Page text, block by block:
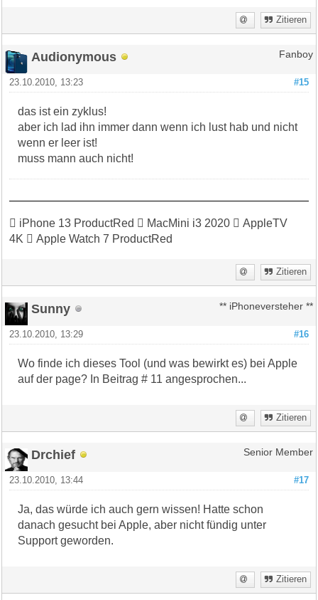
Zitieren
Audionymous Fanboy
#15
23.10.2010, 13:23
das ist ein zyklus!
aber ich lad ihn immer dann wenn ich lust hab und nicht
wenn er leer ist!
muss mann auch nicht!
 iPhone 13 ProductRed  MacMini i3 2020  AppleTV
4K  Apple Watch 7 ProductRed
Zitieren
Sunny ** iPhoneversteher **
#16
23.10.2010, 13:29
Wo finde ich dieses Tool (und was bewirkt es) bei Apple
auf der page? In Beitrag # 11 angesprochen...
Zitieren
Drchief Senior Member
#17
23.10.2010, 13:44
Ja, das würde ich auch gern wissen! Hatte schon
danach gesucht bei Apple, aber nicht fündig unter
Support geworden.
Zitieren